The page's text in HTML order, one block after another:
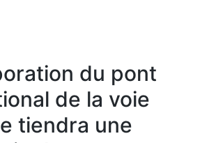
du pont
de la voie
tiendra une